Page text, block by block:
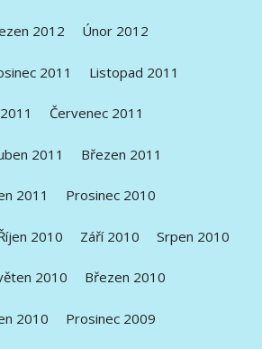
2012 Únor 2012
2011 Listopad 2011
Červenec 2011
2011 Březen 2011
2011 Prosinec 2010
2010 Září 2010 Srpen 2010
2010 Březen 2010
2010 Prosinec 2009